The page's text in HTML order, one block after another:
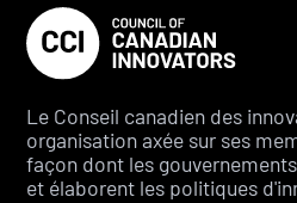
Le Conseil canadien des
organisation axée sur ses
façon dont les
et élaborent les politiques